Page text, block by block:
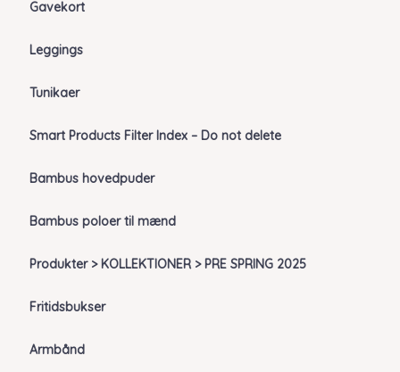
Gavekort
Leggings
Tunikaer
Smart Products Filter Index – Do not delete
Bambus hovedpuder
Bambus poloer til mænd
Produkter > KOLLEKTIONER > PRE SPRING 2025
Fritidsbukser
Armbånd